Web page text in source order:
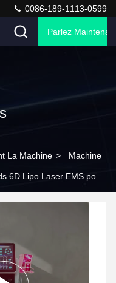
0086-189-1113-0599
Parlez
La Machine > Machine
6D Lipo Laser EMS pour